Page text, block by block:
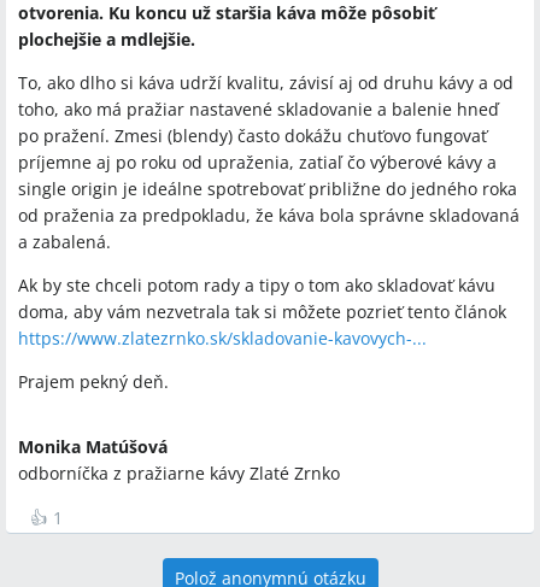
otvorenia. Ku koncu už staršia káva môže pôsobiť
plochejšie a mdlejšie.
To, ako dlho si káva udrží kvalitu, závisí aj od druhu kávy a od
toho, ako má pražiar nastavené skladovanie a balenie hneď
po pražení. Zmesi (blendy) často dokážu chuťovo fungovať
príjemne aj po roku od upraženia, zatiaľ čo výberové kávy a
single origin je ideálne spotrebovať približne do jedného roka
od praženia za predpokladu, že káva bola správne skladovaná
a zabalená.
Ak by ste chceli potom rady a tipy o tom ako skladovať kávu
doma, aby vám nezvetrala tak si môžete pozrieť tento článok
https://www.zlatezrnko.sk/skladovanie-kavovych-...
Prajem pekný deň.
Monika Matúšová
odborníčka z pražiarne kávy Zlaté Zrnko
👍 1
Polož anonymnú otázku